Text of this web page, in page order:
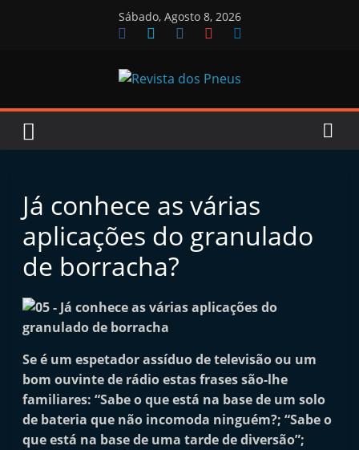
Sábado, Agosto 8, 2026
Revista
dos
Pneus
R
e
v
i
s
i
n
d
Já conhece as várias
aplicações do granulado
de borracha?
Se é um espetador assíduo de televisão ou um
bom ouvinte de rádio estas frases são-lhe
familiares: “Sabe o que está na base de um solo
de bateria que não incomoda ninguém?; “Sabe o
que está na base de uma tarde de diversão”;